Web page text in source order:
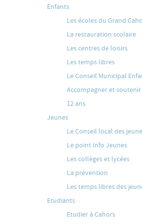
Enfants
Les écoles du Grand
La restauration scolaire
Les centres de loisirs
Les temps libres
Le Conseil Municipal
Accompagner et
12 ans
Jeunes
Le Conseil local des
Le point Info Jeunes
Les collèges et lycées
La prévention
Les temps libres des
Etudiants
Etudier à Cahors